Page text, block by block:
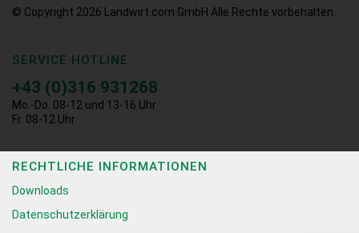
© Copyright 2026
Landwirt.com GmbH Alle Rechte vorbehalten.
SERVICE HOTLINE
+43 (0)316 931268
Mo.-Do. 08-12 und 13-16 Uhr
Fr. 08-12 Uhr
RECHTLICHE INFORMATIONEN
Downloads
Datenschutzerklärung